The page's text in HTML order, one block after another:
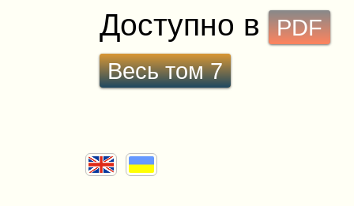
Доступно в
PDF
Весь том 7